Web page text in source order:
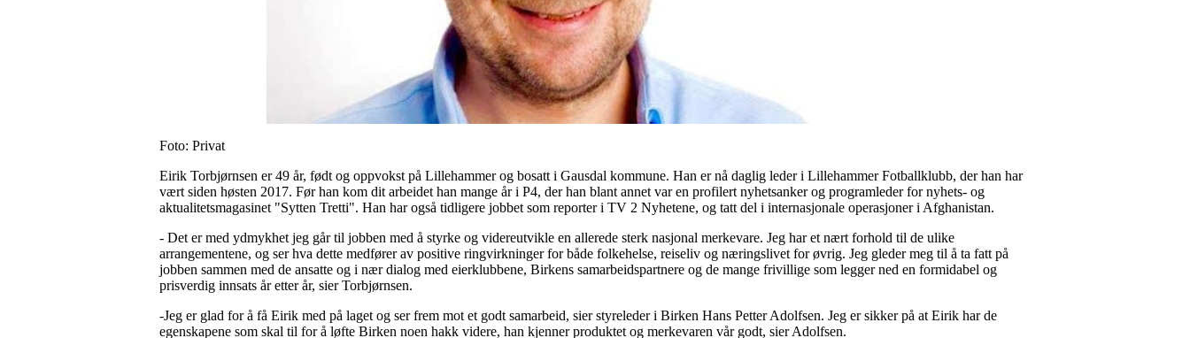
Foto: Privat
Eirik Torbjørnsen er 49 år, født og oppvokst på Lillehammer og bosatt i Gausdal kommune. Han er nå daglig leder i Lillehammer Fotballklubb, der han har
vært siden høsten 2017. Før han kom dit arbeidet han mange år i P4, der han blant annet var en profilert nyhetsanker og programleder for nyhets- og
aktualitetsmagasinet "Sytten Tretti". Han har også tidligere jobbet som reporter i TV 2 Nyhetene, og tatt del i internasjonale operasjoner i Afghanistan.
- Det er med ydmykhet jeg går til jobben med å styrke og videreutvikle en allerede sterk nasjonal merkevare. Jeg har et nært forhold til de ulike
arrangementene, og ser hva dette medfører av positive ringvirkninger for både folkehelse, reiseliv og næringslivet for øvrig. Jeg gleder meg til å ta fatt på
jobben sammen med de ansatte og i nær dialog med eierklubbene, Birkens samarbeidspartnere og de mange frivillige som legger ned en formidabel og
prisverdig innsats år etter år, sier Torbjørnsen.
-Jeg er glad for å få Eirik med på laget og ser frem mot et godt samarbeid, sier styreleder i Birken Hans Petter Adolfsen. Jeg er sikker på at Eirik har de
egenskapene som skal til for å løfte Birken noen hakk videre, han kjenner produktet og merkevaren vår godt, sier Adolfsen.